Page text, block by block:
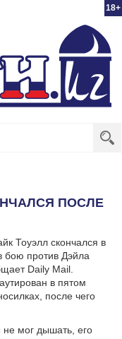
18+
ПОСЛЕ
Тоуэлл скончался в
бою против Дэйла
Daily Mail.
в пятом
после чего
не мог дышать, его